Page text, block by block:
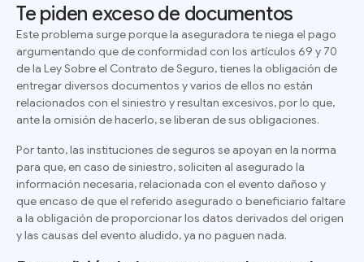
Te piden exceso de documentos
Este problema surgeporque la aseguradora te niega el pago
argumentando que de conformidad con los artículos 69 y 70
de la Ley Sobre el Contrato de Seguro, tienes la obligación de
entregar diversos documentos y varios de ellos no están
relacionados con el siniestro y resultan excesivos, por lo que,
ante la omisión de hacerlo, se liberan de sus obligaciones.
Por tanto, las instituciones de seguros se apoyan en la norma
para que, en caso de siniestro, soliciten al asegurado la
información necesaria, relacionada con el evento dañoso y
que encaso de que el referido asegurado o beneficiario faltare
a la obligación de proporcionar los datos derivados del origen
y las causas del evento aludido, ya no paguen nada.